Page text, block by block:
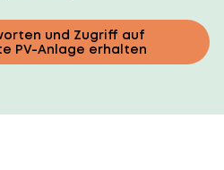
und Zugriff auf
PV-Anlage erhalten